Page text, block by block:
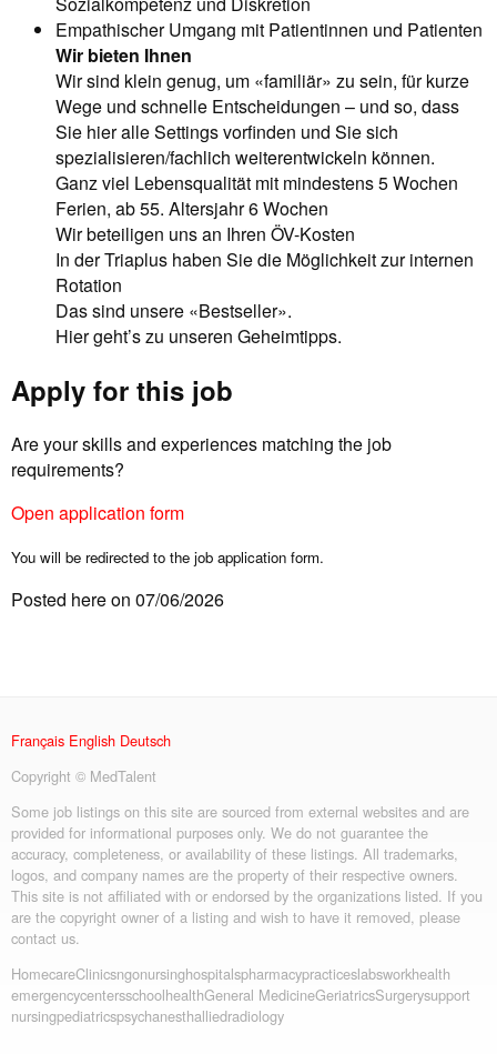
Empathischer Umgang mit Patientinnen und Patienten
Wir bieten Ihnen
Wir sind klein genug, um «familiär» zu sein, für kurze
Wege und schnelle Entscheidungen – und so, dass
Sie hier alle Settings vorfinden und Sie sich
spezialisieren/fachlich weiterentwickeln können.
Ganz viel Lebensqualität mit mindestens 5 Wochen
Ferien, ab 55. Altersjahr 6 Wochen
Wir beteiligen uns an Ihren ÖV-Kosten
In der Triaplus haben Sie die Möglichkeit zur internen
Rotation
Das sind unsere «Bestseller».
Hier geht’s zu unseren Geheimtipps.
Apply for this job
Are your skills and experiences matching the job
requirements?
Open application form
You will be redirected to the job application form.
Posted here on 07/06/2026
Français English Deutsch
Copyright © MedTalent
Some job listings on this site are sourced from external websites and are
provided for informational purposes only. We do not guarantee the
accuracy, completeness, or availability of these listings. All trademarks,
logos, and company names are the property of their respective owners.
This site is not affiliated with or endorsed by the organizations listed. If you
are the copyright owner of a listing and wish to have it removed, please
contact us.
HomecareClinicsngonursinghospitalspharmacypracticeslabsworkhealth
emergencycentersschoolhealthGeneral MedicineGeriatricsSurgerysupport
nursingpediatricspsychanesthalliedradiology